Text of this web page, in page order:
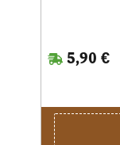
5,90 €